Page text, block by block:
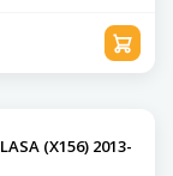
(X156) 2013-